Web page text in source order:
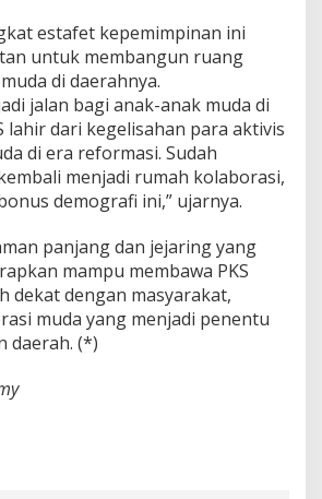
estafet kepemimpinan ini
untuk membangun ruang
di daerahnya.
jalan bagi anak-anak muda di
lahir dari kegelisahan para aktivis
di era reformasi. Sudah
menjadi rumah kolaborasi,
demografi ini,” ujarnya.
panjang dan jejaring yang
mampu membawa PKS
dekat dengan masyarakat,
muda yang menjadi penentu
daerah. (*)